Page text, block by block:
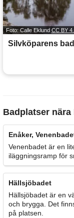
Foto: Calle Eklund CC BY
Silvköparens bad
Badplatser nära
Enåker,
Venenbadet är en
iläggningsramp för
Hällsjöbadet
Hällsjöbadet är en
och brygga. Det
på platsen.